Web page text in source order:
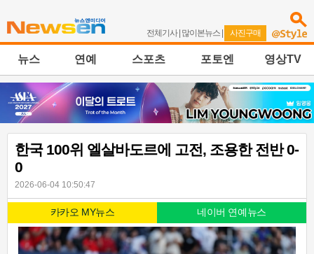
전체기사| 많이본뉴스 | 사진구매
뉴스 연예 스포츠 포토엔 영상TV
한국 100위 엘살바도르에 고전, 조용한 전반 0-
0
2026-06-04 10:50:47
카카오 MY뉴스 네이버 연예뉴스